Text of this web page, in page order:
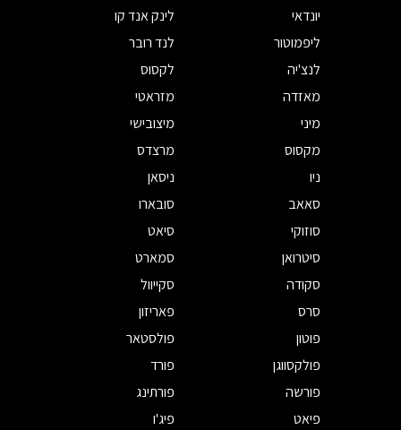
יונדאי
לינק אנד קו
ליפמוטור
לנד רובר
לנצ'יה
לקסוס
מאזדה
מזראטי
מיני
מיצובישי
מקסוס
מרצדס
ניו
ניסאן
סאאב
סובארו
סוזוקי
סיאט
סיטרואן
סמארט
סקודה
סקייוול
סרס
פאריזון
פוטון
פולסטאר
פולקסווגן
פורד
פורשה
פורתינג
פיאט
פיג'ו